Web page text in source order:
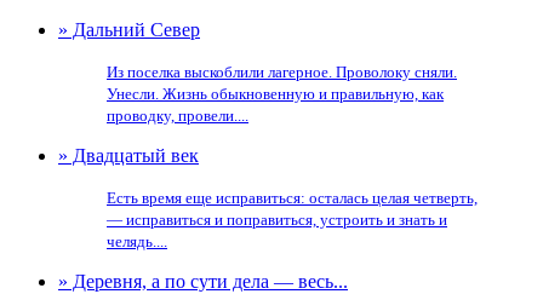
» Дальний Север
Из поселка выскоблили лагерное. Проволоку сняли.
Унесли. Жизнь обыкновенную и правильную, как
проводку, провели....
» Двадцатый век
Есть время еще исправиться: осталась целая четверть,
— исправиться и поправиться, устроить и знать и
челядь....
» Деревня, а по сути дела — весь...